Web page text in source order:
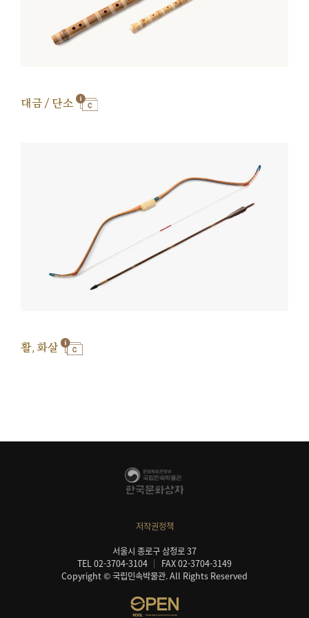
대금 / 단소
활, 화살
저작권정책
서울시 종로구 삼청로 37
TEL 02-3704-3104
FAX 02-3704-3149
Copyright © 국립민속박물관. All Rights Reserved